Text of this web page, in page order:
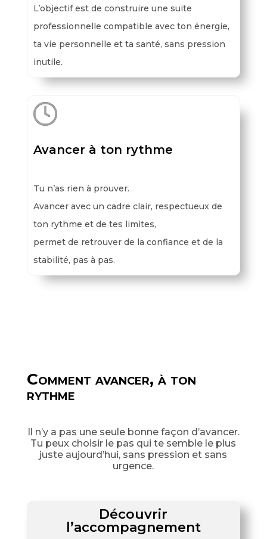
L’objectif est de construire une suite
professionnelle compatible avec ton énergie,
ta vie personnelle et ta santé, sans pression
inutile.
Avancer à ton rythme
Tu n’as rien à prouver.
Avancer avec un cadre clair, respectueux de
ton rythme et de tes limites,
permet de retrouver de la confiance et de la
stabilité, pas à pas.
Comment avancer, à ton
rythme
Il n’y a pas une seule bonne façon d’avancer.
Tu peux choisir le pas qui te semble le plus
juste aujourd’hui, sans pression et sans
urgence.
Découvrir
l’accompagnement